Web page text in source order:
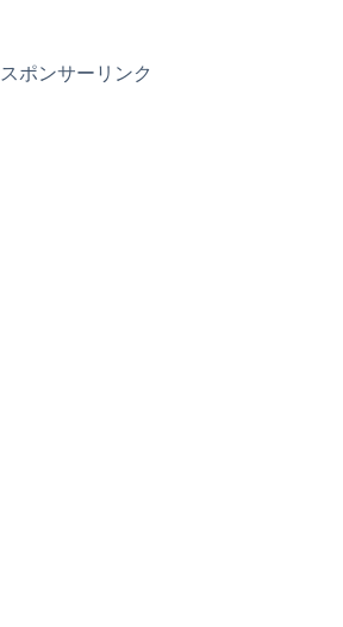
スポンサーリンク